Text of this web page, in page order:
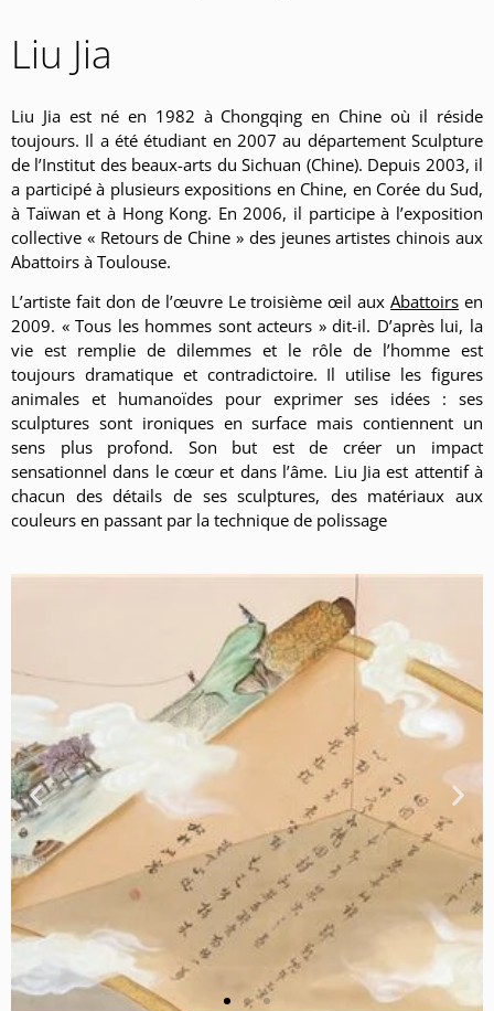
Liu Jia
Liu Jia est né en 1982 à Chongqing en Chine où il réside
toujours. Il a été étudiant en 2007 au département Sculpture
de l’Institut des beaux-arts du Sichuan (Chine). Depuis 2003, il
a participé à plusieurs expositions en Chine, en Corée du Sud,
à Taïwan et à Hong Kong. En 2006, il participe à l’exposition
collective « Retours de Chine » des jeunes artistes chinois aux
Abattoirs à Toulouse.
L’artiste fait don de l’œuvre Le troisième œil auxAbattoirs en
2009. « Tous les hommes sont acteurs » dit-il. D’après lui, la
vie est remplie de dilemmes et le rôle de l’homme est
toujours dramatique et contradictoire. Il utilise les figures
animales et humanoïdes pour exprimer ses idées : ses
sculptures sont ironiques en surface mais contiennent un
sens plus profond. Son but est de créer un impact
sensationnel dans le cœur et dans l’âme. Liu Jia est attentif à
chacun des détails de ses sculptures, des matériaux aux
couleurs en passant par la technique de polissage